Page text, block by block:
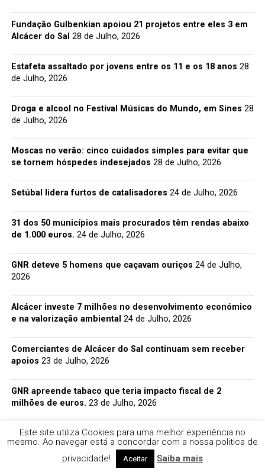
Fundação Gulbenkian apoiou 21 projetos entre eles 3 em
Alcácer do Sal 28 de Julho, 2026
Estafeta assaltado por jovens entre os 11 e os 18 anos 28
de Julho, 2026
Droga e alcool no Festival Músicas do Mundo, em Sines 28
de Julho, 2026
Moscas no verão: cinco cuidados simples para evitar que
se tornem hóspedes indesejados 28 de Julho, 2026
Setúbal lidera furtos de catalisadores 24 de Julho, 2026
31 dos 50 municípios mais procurados têm rendas abaixo
de 1.000 euros. 24 de Julho, 2026
GNR deteve 5 homens que caçavam ouriços 24 de Julho,
2026
Alcácer investe 7 milhões no desenvolvimento económico
e na valorização ambiental 24 de Julho, 2026
Comerciantes de Alcácer do Sal continuam sem receber
apoios 23 de Julho, 2026
GNR apreende tabaco que teria impacto fiscal de 2
milhões de euros. 23 de Julho, 2026
FACEBOOK
Este site utiliza Cookies para uma melhor experiência no
mesmo. Ao navegar está a concordar com a nossa politica de
privacidade!
Aceitar Saiba mais